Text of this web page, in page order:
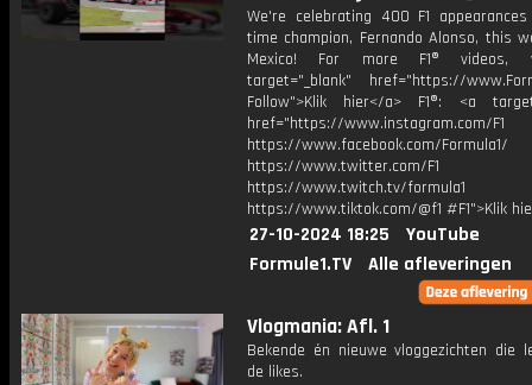
We're celebrating 400 F1
time champion, Fernando Alonso, this
Mexico! For more F1® videos,
target="_blank" href="https://
Follow">Klik hier</a> F1®: <a
href="https://www.instagram.com/F1
https://www.facebook.com/Formula1/
https://www.twitter.com/F1
https://www.twitch.tv/formula1
https://www.tiktok.com/@f1 #F1">Klik
27-10-2024 18:25
YouTube
Formule1.TV
Alle afleveringen
Vlogmania: Afl. 1
Bekende én nieuwe vloggezichten die
de likes.